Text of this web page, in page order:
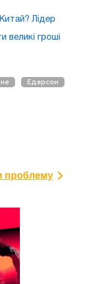
Лідер
великі гроші
Едерсон
проблему